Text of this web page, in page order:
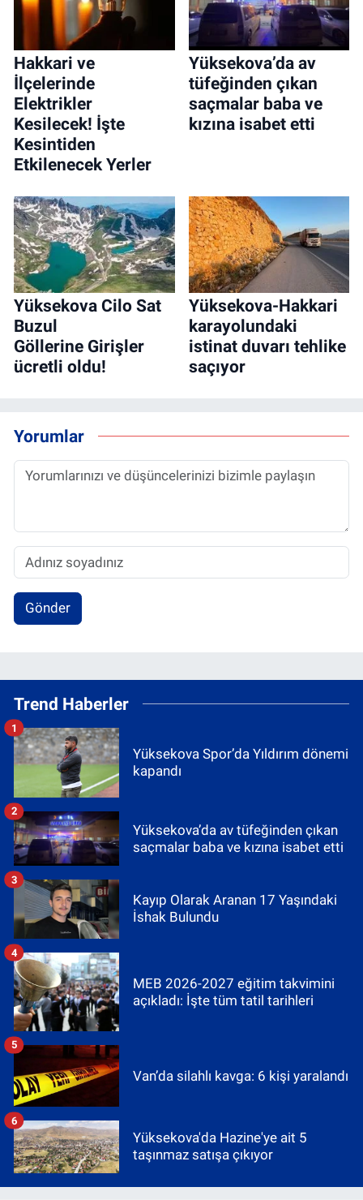
Hakkari ve
İlçelerinde
Elektrikler
Kesilecek! İşte
Kesintiden
Etkilenecek Yerler
Yüksekova’da av
tüfeğinden çıkan
saçmalar baba ve
kızına isabet etti
Yüksekova Cilo Sat
Buzul
Göllerine Girişler
ücretli oldu!
Yüksekova-Hakkari
karayolundaki
istinat duvarı tehlike
saçıyor
Yorumlar
Gönder
Trend Haberler
Yüksekova Spor’da Yıldırım dönemi
kapandı
1
Yüksekova’da av tüfeğinden çıkan
saçmalar baba ve kızına isabet etti
2
Kayıp Olarak Aranan 17 Yaşındaki
İshak Bulundu
3
MEB 2026-2027 eğitim takvimini
açıkladı: İşte tüm tatil tarihleri
4
Van’da silahlı kavga: 6 kişi yaralandı
5
Yüksekova'da Hazine'ye ait 5
taşınmaz satışa çıkıyor
6